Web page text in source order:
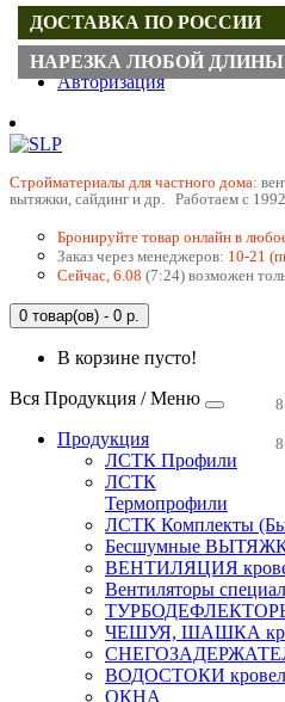
Регистрация
Авторизация
Cтройматериалы для частного дома:
вытяжки, сайдинг и др. Работаем с 1992
Бронируйте товар онлайн в
Заказ через менеджеров: 10-21
Сейчас, 6.08 (7:24) возможен
0 товар(ов) - 0 р.
В корзине пусто!
Вся Продукция / Меню
Продукция
ЛСТК Профили
ЛСТК
Термопрофили
ЛСТК Комплекты
Бесшумные
ВЕНТИЛЯЦИЯ
Вентиляторы
ЧЕШУЯ, ШАШКА
ВОДОСТОКИ
ОКНА
ДОСТАВКА ПО РОССИИ
НАРЕЗКА ЛЮБОЙ ДЛИНЫ